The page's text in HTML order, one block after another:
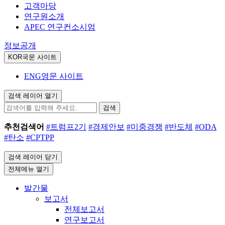
고객마당
연구원소개
APEC 연구컨소시엄
정보공개
KOR국문 사이트
ENG영문 사이트
검색 레이어 열기
검색
추천검색어 #트럼프2기 #경제안보 #미중경쟁 #반도체 #ODA
#탄소 #CPTPP
검색 레이어 닫기
전체메뉴 열기
발간물
보고서
전체보고서
연구보고서